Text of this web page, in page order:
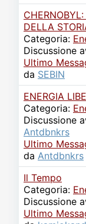
DELLA
Categoria:
Discussione
Ultimo
da SEBIN
ENERGIA
Categoria:
Discussione
Antdbnkrs
Ultimo
da Antdbnkrs
Il Tempo
Categoria:
Discussione
Ultimo